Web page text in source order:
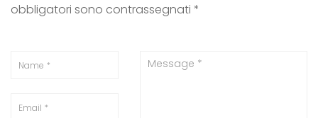
obbligatori sono contrassegnati *